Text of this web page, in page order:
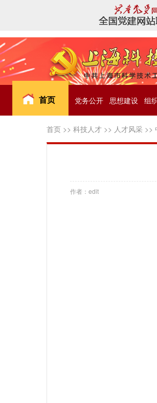
首页 党务公开 思想建设 组
首页 >> 科技人才 >> 人才风采 >>
作者：edit